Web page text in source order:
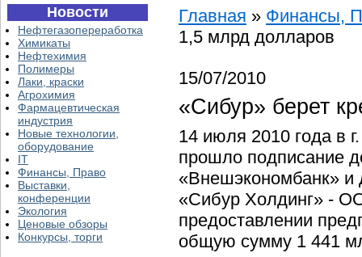
Новости
Нефтегазопереработка
Химикаты
Нефтехимия
Полимеры
Лаки, краски
Агрохимия
Фармацевтическая
индустрия
Новые технологии,
оборудование
IT
Финансы, Право
Выставки,
конференции
Экология
Ценовые обзоры
Конкурсы, торги
Главная » Финансы,
1,5 млрд долларов
15/07/2010
«Сибур» берет
14 июля 2010 года в
прошло подписание
«Внешэкономбанк»
«Сибур Холдинг» -
предоставлении
общую сумму 1 441